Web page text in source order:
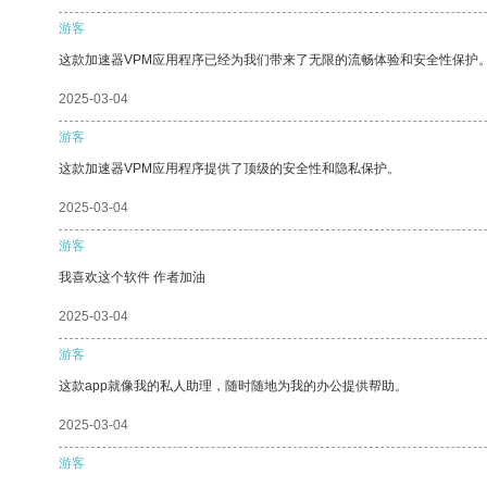
游客
这款加速器VPM应用程序已经为我们带来了无限的流畅体验和安全性保护
2025-03-04
游客
这款加速器VPM应用程序提供了顶级的安全性和隐私保护。
2025-03-04
游客
我喜欢这个软件 作者加油
2025-03-04
游客
这款app就像我的私人助理，随时随地为我的办公提供帮助。
2025-03-04
游客